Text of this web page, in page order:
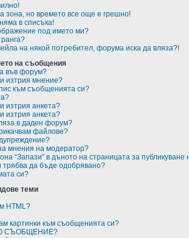
зона, но времето все още е грешно!
в списъка!
под името ми?
на някой потребител, форума иска да вляза?!
на съобщения
във форум?
изтрия мнение?
към съобщенията си?
изтрия анкета?
изтрия анкета?
в даден форум?
файлове?
мнения на модератор?
“Запази” в дъното на страницата за
да бъде одобрявано?
си?
теми
HTML?
картинки към съобщенията си?
СЪОБЩЕНИЕ?